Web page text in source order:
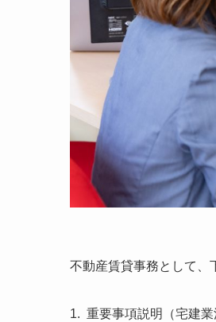
不動産賃貸事務として、
1. 重要事項説明（宅建業